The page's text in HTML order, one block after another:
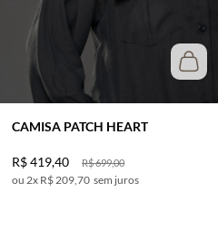
CAMISA PATCH HEART
R$699,00
R$419,40
2x R$ 209,70 sem juros